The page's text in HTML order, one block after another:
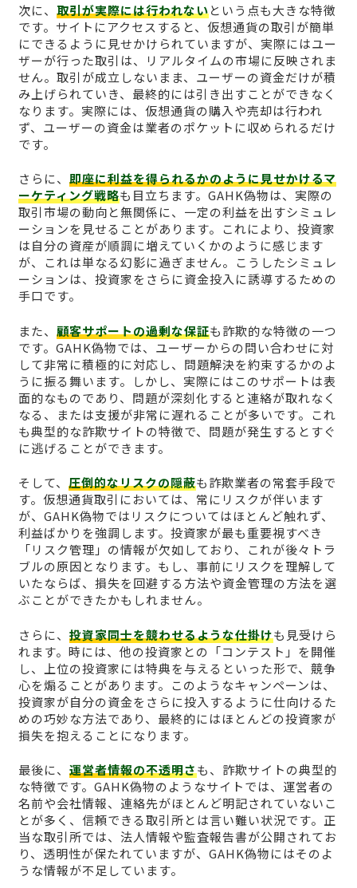
次に、 取引が実際には行われないという点も大きな特徴
です。サイトにアクセスすると、仮想通貨の取引が簡単
にできるように見せかけられていますが、実際にはユー
ザーが行った取引は、リアルタイムの市場に反映されま
せん。取引が成立しないまま、ユーザーの資金だけが積
み上げられていき、最終的には引き出すことができなく
なります。実際には、仮想通貨の購入や売却は行われ
ず、ユーザーの資金は業者のポケットに収められるだけ
です。
さらに、 即座に利益を得られるかのように見せかけるマ
ーケティング戦略も目立ちます。GAHK偽物は、実際の
取引市場の動向と無関係に、一定の利益を出すシミュレ
ーションを見せることがあります。これにより、投資家
は自分の資産が順調に増えていくかのように感じます
が、これは単なる幻影に過ぎません。こうしたシミュレ
ーションは、投資家をさらに資金投入に誘導するための
手口です。
また、 顧客サポートの過剰な保証も詐欺的な特徴の一つ
です。GAHK偽物では、ユーザーからの問い合わせに対
して非常に積極的に対応し、問題解決を約束するかのよ
うに振る舞います。しかし、実際にはこのサポートは表
面的なものであり、問題が深刻化すると連絡が取れなく
なる、または支援が非常に遅れることが多いです。これ
も典型的な詐欺サイトの特徴で、問題が発生するとすぐ
に逃げることができます。
そして、 圧倒的なリスクの隠蔽も詐欺業者の常套手段で
す。仮想通貨取引においては、常にリスクが伴います
が、GAHK偽物ではリスクについてはほとんど触れず、
利益ばかりを強調します。投資家が最も重要視すべき
「リスク管理」の情報が欠如しており、これが後々トラ
ブルの原因となります。もし、事前にリスクを理解して
いたならば、損失を回避する方法や資金管理の方法を選
ぶことができたかもしれません。
さらに、 投資家同士を競わせるような仕掛けも見受けら
れます。時には、他の投資家との「コンテスト」を開催
し、上位の投資家には特典を与えるといった形で、競争
心を煽ることがあります。このようなキャンペーンは、
投資家が自分の資金をさらに投入するように仕向けるた
めの巧妙な方法であり、最終的にはほとんどの投資家が
損失を抱えることになります。
最後に、 運営者情報の不透明さも、詐欺サイトの典型的
な特徴です。GAHK偽物のようなサイトでは、運営者の
名前や会社情報、連絡先がほとんど明記されていないこ
とが多く、信頼できる取引所とは言い難い状況です。正
当な取引所では、法人情報や監査報告書が公開されてお
り、透明性が保たれていますが、GAHK偽物にはそのよ
うな情報が不足しています。